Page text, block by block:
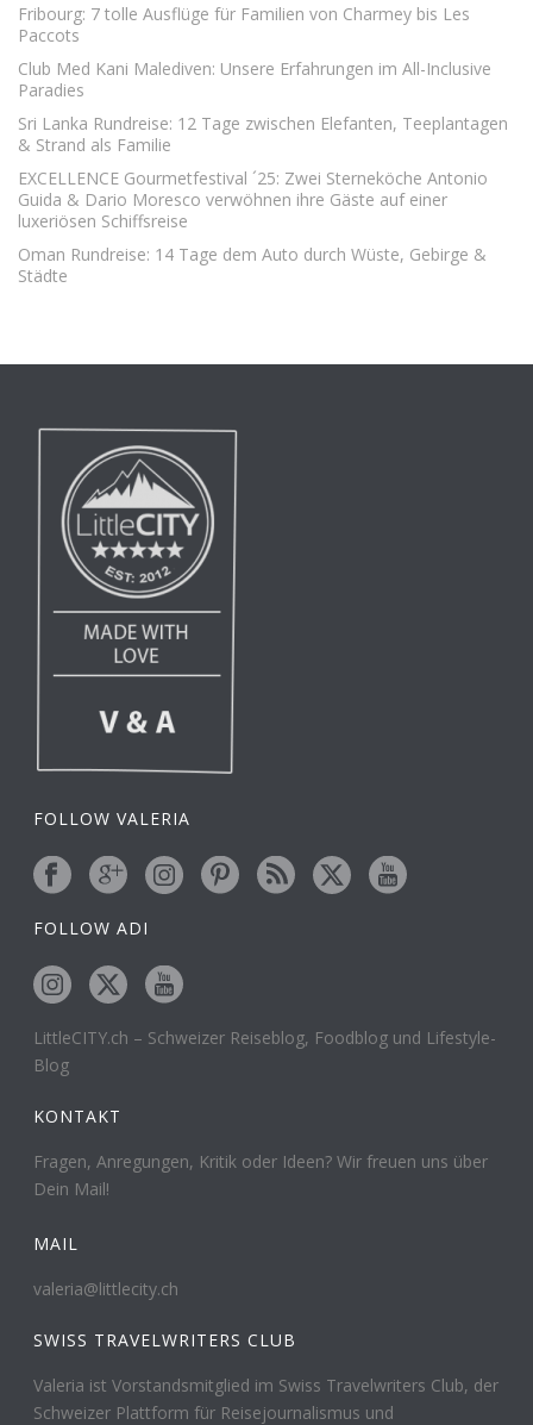
Fribourg: 7 tolle Ausflüge für Familien von Charmey bis Les
Paccots
Club Med Kani Malediven: Unsere Erfahrungen im All-Inclusive
Paradies
Sri Lanka Rundreise: 12 Tage zwischen Elefanten, Teeplantagen
& Strand als Familie
EXCELLENCE Gourmetfestival ´25: Zwei Sterneköche Antonio
Guida & Dario Moresco verwöhnen ihre Gäste auf einer
luxeriösen Schiffsreise
Oman Rundreise: 14 Tage dem Auto durch Wüste, Gebirge &
Städte
FOLLOW VALERIA
FOLLOW ADI
LittleCITY.ch – Schweizer Reiseblog, Foodblog und Lifestyle-
Blog
KONTAKT
Fragen, Anregungen, Kritik oder Ideen? Wir freuen uns über
Dein Mail!
MAIL
valeria@littlecity.ch
SWISS TRAVELWRITERS CLUB
Valeria ist Vorstandsmitglied im Swiss Travelwriters Club, der
Schweizer Plattform für Reisejournalismus und